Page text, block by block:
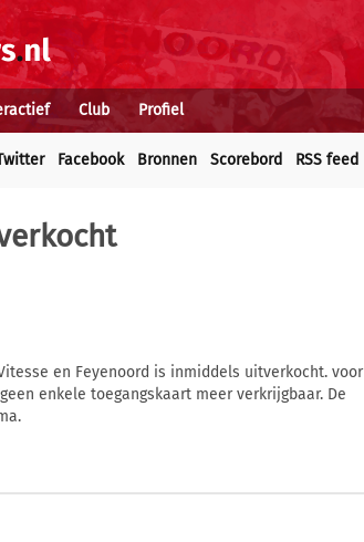
Club Profiel
Facebook Bronnen Scorebord RSS feed
en Feyenoord is inmiddels uitverkocht. voor
enkele toegangskaart meer verkrijgbaar. De